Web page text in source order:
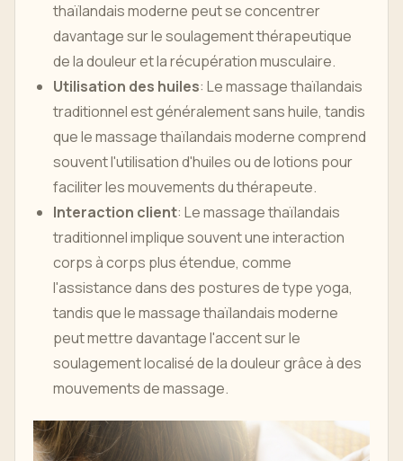
thaïlandais moderne peut se concentrer
davantage sur le soulagement thérapeutique
de la douleur et la récupération musculaire.
Utilisation des huiles: Le massage thaïlandais
traditionnel est généralement sans huile, tandis
que le massage thaïlandais moderne comprend
souvent l'utilisation d'huiles ou de lotions pour
faciliter les mouvements du thérapeute.
Interaction client: Le massage thaïlandais
traditionnel implique souvent une interaction
corps à corps plus étendue, comme
l'assistance dans des postures de type yoga,
tandis que le massage thaïlandais moderne
peut mettre davantage l'accent sur le
soulagement localisé de la douleur grâce à des
mouvements de massage.